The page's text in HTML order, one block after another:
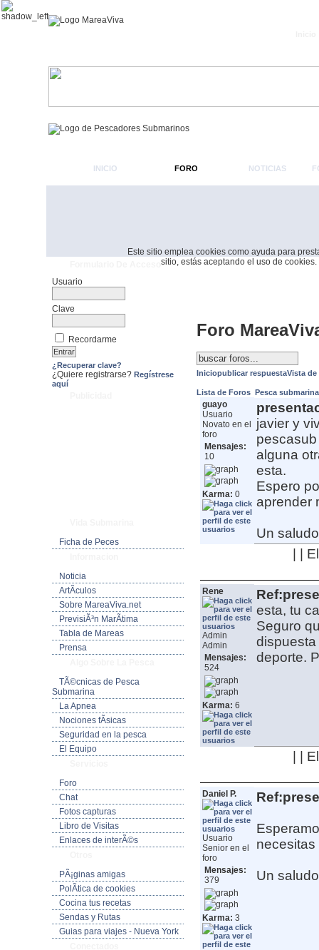
Este sitio emplea cookies como ayuda para
sitio, estás aceptando el uso de cookies.
INICIO FORO NOTICIAS
Usuario
Clave
Recordarme
¿Recuperar clave?
¿Quiere registrarse? Regístrese
aquí
Ficha de Peces
Noticia
ArtÃ­culos
Sobre MareaViva.net
PrevisiÃ³n MarÃ­tima
Tabla de Mareas
Prensa
TÃ©cnicas de Pesca
Submarina
La Apnea
Nociones fÃ­sicas
Seguridad en la pesca
El Equipo
Foro
Chat
Fotos capturas
Libro de Visitas
Enlaces de interÃ©s
PÃ¡ginas amigas
PolÃ­tica de cookies
Cocina tus recetas
Sendas y Rutas
Guias para viajes - Nueva York
Foro
Iniciopublicar respuestaVista de
Lista de Foros Pesca
guayo
Usuario
Novato en el
foro
Mensajes:
10
Karma: 0
javier y
alguna
esta.
Espero
aprender
Un saludo
| |
Rene
Admin
Admin
Mensajes:
524
Karma: 6
esta, tu
Seguro
deporte.
| |
Daniel P.
Usuario
Senior en el
foro
Mensajes:
379
Karma: 3
Un saludo